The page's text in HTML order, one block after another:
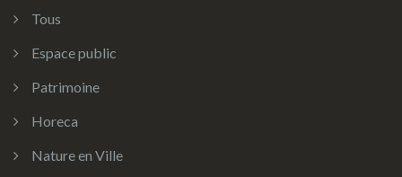
Tous
Espace public
Patrimoine
Horeca
Nature en Ville